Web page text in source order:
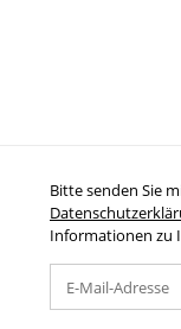
Bitte senden Sie
Informationen zu